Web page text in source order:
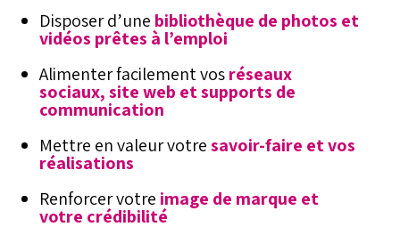
Disposer d’une bibliothèque de photos et
vidéos prêtes à l’emploi
Alimenter facilement vosréseaux
sociaux, site web et supports de
communication
Mettre en valeur votresavoir-faire et vos
réalisations
Renforcer votre image de marque et
votre crédibilité